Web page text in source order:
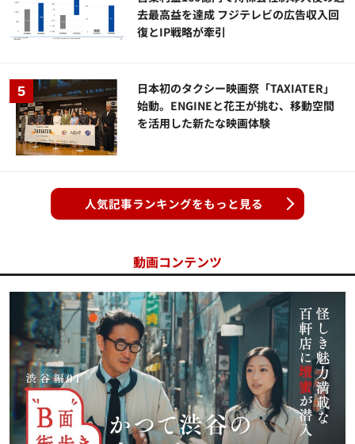
去最高益を達成 フジテレビの広告収入回
復とIP戦略が牽引
日本初のタクシー映画祭「TAXIATER」
始動。ENGINEと花王が挑む、移動空間
を活用した新たな映画体験
人気記事ランキングをもっと見る
動画コンテンツ